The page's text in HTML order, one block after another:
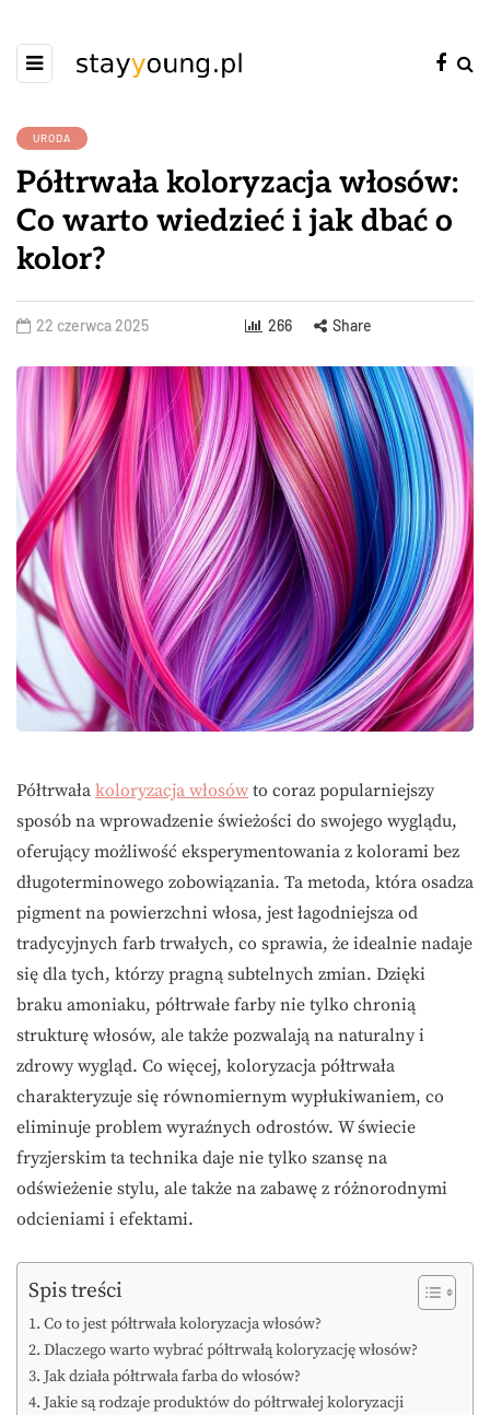
URODA
Półtrwała koloryzacja włosów:
Co warto wiedzieć i jak dbać o
kolor?
22 czerwca 2025 266 Share
Półtrwała koloryzacja włosów to coraz popularniejszy
sposób na wprowadzenie świeżości do swojego wyglądu,
oferujący możliwość eksperymentowania z kolorami bez
długoterminowego zobowiązania. Ta metoda, która osadza
pigment na powierzchni włosa, jest łagodniejsza od
tradycyjnych farb trwałych, co sprawia, że idealnie nadaje
się dla tych, którzy pragną subtelnych zmian. Dzięki
braku amoniaku, półtrwałe farby nie tylko chronią
strukturę włosów, ale także pozwalają na naturalny i
zdrowy wygląd. Co więcej, koloryzacja półtrwała
charakteryzuje się równomiernym wypłukiwaniem, co
eliminuje problem wyraźnych odrostów. W świecie
fryzjerskim ta technika daje nie tylko szansę na
odświeżenie stylu, ale także na zabawę z różnorodnymi
odcieniami i efektami.
Spis treści
Co to jest półtrwała koloryzacja włosów?
Dlaczego warto wybrać półtrwałą koloryzację włosów?
Jak działa półtrwała farba do włosów?
Jakie są rodzaje produktów do półtrwałej koloryzacji